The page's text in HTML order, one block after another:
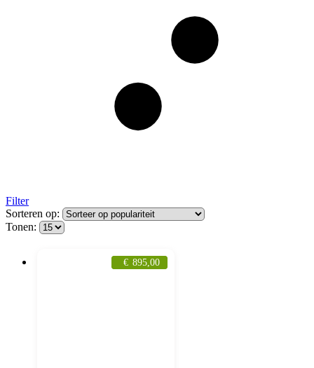
Filter
Sorteren op:
Tonen:
€ 895,00